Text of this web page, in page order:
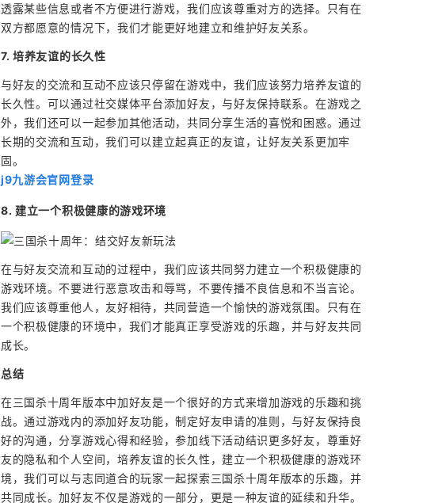
透露某些信息或者不方便进行游戏，我们应该尊重对方的选择。只有在
双方都愿意的情况下，我们才能更好地建立和维护好友关系。
7. 培养友谊的长久性
与好友的交流和互动不应该只停留在游戏中，我们应该努力培养友谊的
长久性。可以通过社交媒体平台添加好友，与好友保持联系。在游戏之
外，我们还可以一起参加其他活动，共同分享生活的喜悦和困惑。通过
长期的交流和互动，我们可以建立起真正的友谊，让好友关系更加牢
固。
j9九游会官网登录
8. 建立一个积极健康的游戏环境
在与好友交流和互动的过程中，我们应该共同努力建立一个积极健康的
游戏环境。不要进行恶意攻击和辱骂，不要传播不良信息和不当言论。
我们应该尊重他人，友好相待，共同营造一个愉快的游戏氛围。只有在
一个积极健康的环境中，我们才能真正享受游戏的乐趣，并与好友共同
成长。
总结
在三国杀十周年版本中加好友是一个很好的方式来增加游戏的乐趣和挑
战。通过游戏内的添加好友功能，制定好友申请的准则，与好友保持良
好的沟通，分享游戏心得和经验，参加线下活动结识更多好友，尊重好
友的隐私和个人空间，培养友谊的长久性，建立一个积极健康的游戏环
境，我们可以与志同道合的玩家一起探索三国杀十周年版本的乐趣，并
共同成长。加好友不仅是游戏的一部分，更是一种友谊的延续和升华。